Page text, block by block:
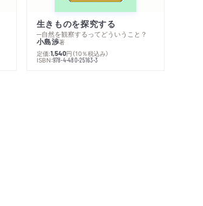
生きものを探究する
─自然を観察するってどういうこと？
小島渉著
定価:1,540円 （10％税込み）
ISBN:978-4-480-25163-3